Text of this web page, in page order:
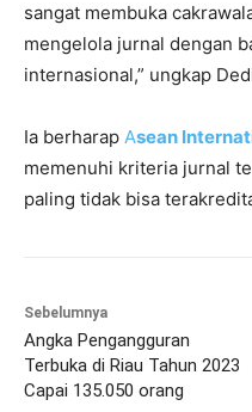
sangat membuka
mengelola jurnal dengan
internasional,” ungkap
Ia berharap Asean
memenuhi kriteria jurnal
paling tidak bisa
Sebelumnya
Angka Pengangguran
Terbuka di Riau Tahun 2023
Capai 135.050 orang